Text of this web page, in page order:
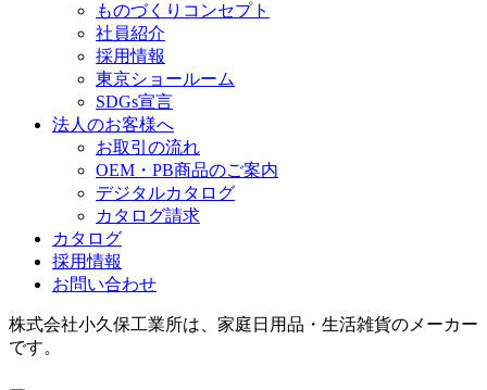
ものづくりコンセプト
社員紹介
採用情報
東京ショールーム
SDGs宣言
法人のお客様へ
お取引の流れ
OEM・PB商品のご案内
デジタルカタログ
カタログ請求
カタログ
採用情報
お問い合わせ
株式会社小久保工業所は、家庭日用品・生活雑貨のメーカー
です。